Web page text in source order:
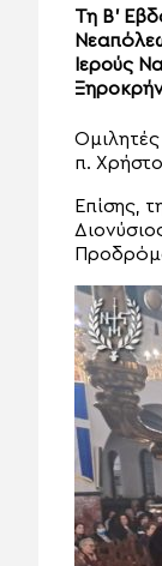
Τη Β’
Ιερούς
Ομιλητές
π.
Επίσης,